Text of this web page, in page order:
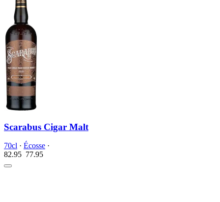
Scarabus Cigar Malt
70cl · Écosse ·
82.95 77.95